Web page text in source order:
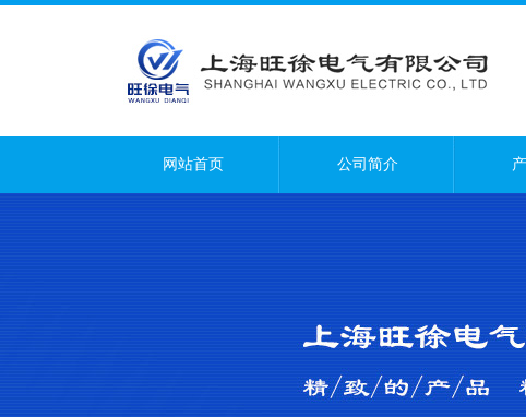
网站首页 公司简介